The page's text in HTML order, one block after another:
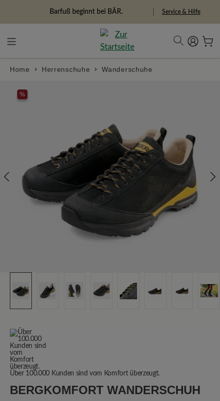
Barfuß beginnt bei BÄR.
Freiheitspioniere Service & Hilfe
Home Herrenschuhe Wanderschuhe
%
Über 100.000 Kunden sind vom Komfort überzeugt.
BERGKOMFORT WANDERSCHUH